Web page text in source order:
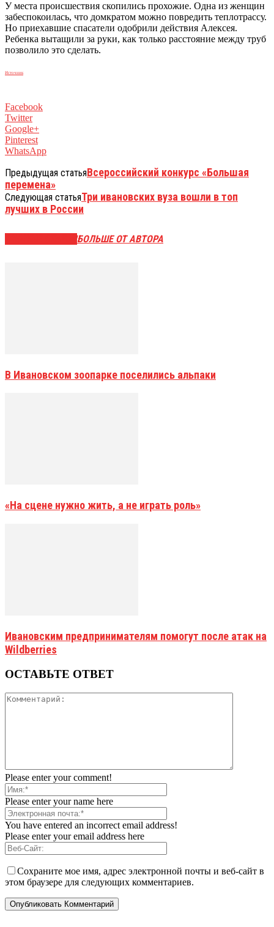
У места происшествия скопились прохожие. Одна из женщин
забеспокоилась, что домкратом можно повредить теплотрассу.
Но приехавшие спасатели одобрили действия Алексея.
Ребенка вытащили за руки, как только расстояние между труб
позволило это сделать.
Источник
Facebook
Twitter
Google+
Pinterest
WhatsApp
Предыдущая статьяВсероссийский конкурс «Большая
перемена»
Следующая статьяТри ивановских вуза вошли в топ
лучших в России
БОЛЬШЕ ОТ АВТОРА
В Ивановском зоопарке поселились альпаки
«На сцене нужно жить, а не играть роль»
Ивановским предпринимателям помогут после атак на
Wildberries
ОСТАВЬТЕ ОТВЕТ
Please enter your comment!
Please enter your name here
You have entered an incorrect email address!
Please enter your email address here
Сохраните мое имя, адрес электронной почты и веб-сайт в
этом браузере для следующих комментариев.